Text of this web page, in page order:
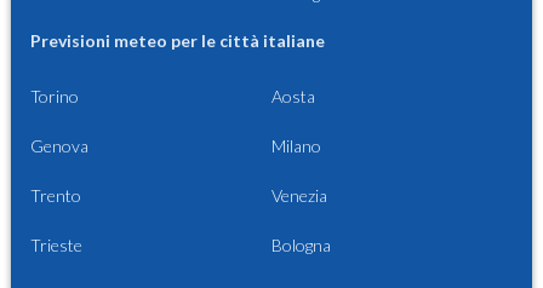
Previsioni meteo per le città italiane
Torino Aosta
Genova Milano
Trento Venezia
Trieste Bologna